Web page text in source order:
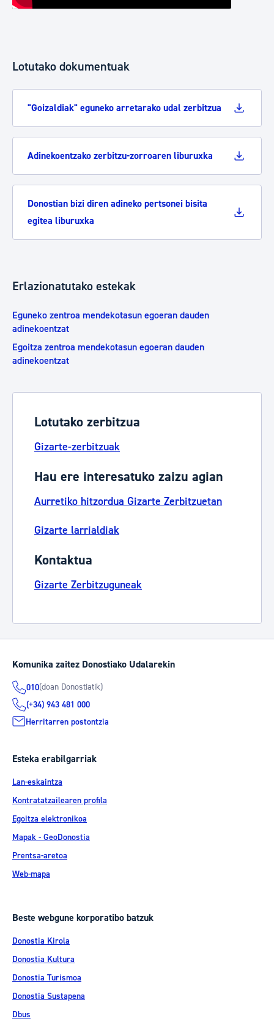
Lotutako dokumentuak
"Goizaldiak" eguneko arretarako udal zerbitzua
Adinekoentzako zerbitzu-zorroaren liburuxka
Donostian bizi diren adineko pertsonei bisita
egitea liburuxka
Erlazionatutako estekak
Eguneko zentroa mendekotasun egoeran dauden
adinekoentzat
Egoitza zentroa mendekotasun egoeran dauden
adinekoentzat
Lotutako zerbitzua
Gizarte-zerbitzuak
Hau ere interesatuko zaizu agian
Aurretiko hitzordua Gizarte Zerbitzuetan
Gizarte larrialdiak
Kontaktua
Gizarte Zerbitzuguneak
Komunika zaitez Donostiako Udalarekin
010(doan Donostiatik)
(+34) 943 481 000
Herritarren postontzia
Esteka erabilgarriak
Lan-eskaintza
Kontratatzailearen profila
Egoitza elektronikoa
Mapak - GeoDonostia
Prentsa-aretoa
Web-mapa
Beste webgune korporatibo batzuk
Donostia Kirola
Donostia Kultura
Donostia Turismoa
Donostia Sustapena
Dbus